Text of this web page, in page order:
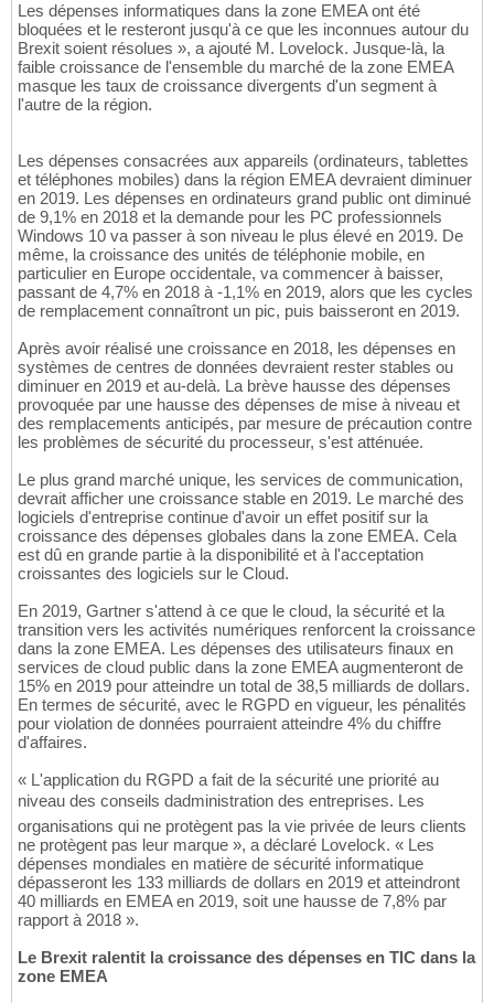
Les dépenses informatiques dans la zone EMEA ont été
bloquées et le resteront jusqu'à ce que les inconnues autour du
Brexit soient résolues », a ajouté M. Lovelock. Jusque-là, la
faible croissance de l'ensemble du marché de la zone EMEA
masque les taux de croissance divergents d'un segment à
l'autre de la région.
Les dépenses consacrées aux appareils (ordinateurs, tablettes
et téléphones mobiles) dans la région EMEA devraient diminuer
en 2019. Les dépenses en ordinateurs grand public ont diminué
de 9,1% en 2018 et la demande pour les PC professionnels
Windows 10 va passer à son niveau le plus élevé en 2019. De
même, la croissance des unités de téléphonie mobile, en
particulier en Europe occidentale, va commencer à baisser,
passant de 4,7% en 2018 à -1,1% en 2019, alors que les cycles
de remplacement connaîtront un pic, puis baisseront en 2019.
Après avoir réalisé une croissance en 2018, les dépenses en
systèmes de centres de données devraient rester stables ou
diminuer en 2019 et au-delà. La brève hausse des dépenses
provoquée par une hausse des dépenses de mise à niveau et
des remplacements anticipés, par mesure de précaution contre
les problèmes de sécurité du processeur, s'est atténuée.
Le plus grand marché unique, les services de communication,
devrait afficher une croissance stable en 2019. Le marché des
logiciels d'entreprise continue d'avoir un effet positif sur la
croissance des dépenses globales dans la zone EMEA. Cela
est dû en grande partie à la disponibilité et à l'acceptation
croissantes des logiciels sur le Cloud.
En 2019, Gartner s'attend à ce que le cloud, la sécurité et la
transition vers les activités numériques renforcent la croissance
dans la zone EMEA. Les dépenses des utilisateurs finaux en
services de cloud public dans la zone EMEA augmenteront de
15% en 2019 pour atteindre un total de 38,5 milliards de dollars.
En termes de sécurité, avec le RGPD en vigueur, les pénalités
pour violation de données pourraient atteindre 4% du chiffre
d'affaires.
« L'application du RGPD a fait de la sécurité une priorité au
niveau des conseils dadministration des entreprises. Les
organisations qui ne protègent pas la vie privée de leurs clients
ne protègent pas leur marque », a déclaré Lovelock. « Les
dépenses mondiales en matière de sécurité informatique
dépasseront les 133 milliards de dollars en 2019 et atteindront
40 milliards en EMEA en 2019, soit une hausse de 7,8% par
rapport à 2018 ».
Le Brexit ralentit la croissance des dépenses en TIC dans la
zone EMEA